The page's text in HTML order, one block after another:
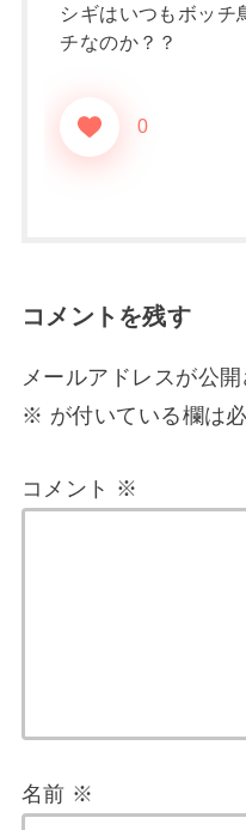
シギはいつもボッチ
チなのか？？
0
コメントを残す
メールアドレスが公
※ が付いている欄は
コメント ※
名前 ※